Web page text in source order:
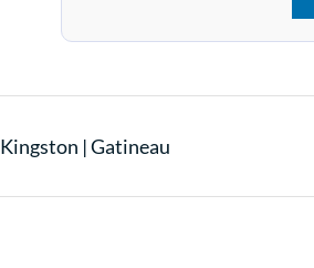
Kingston |Gatineau